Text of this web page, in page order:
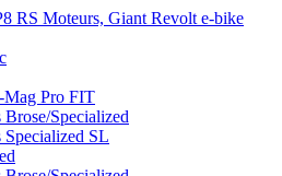
RS Moteurs, Giant Revolt e-bike
Mag Pro FIT
Brose/Specialized
Specialized SL